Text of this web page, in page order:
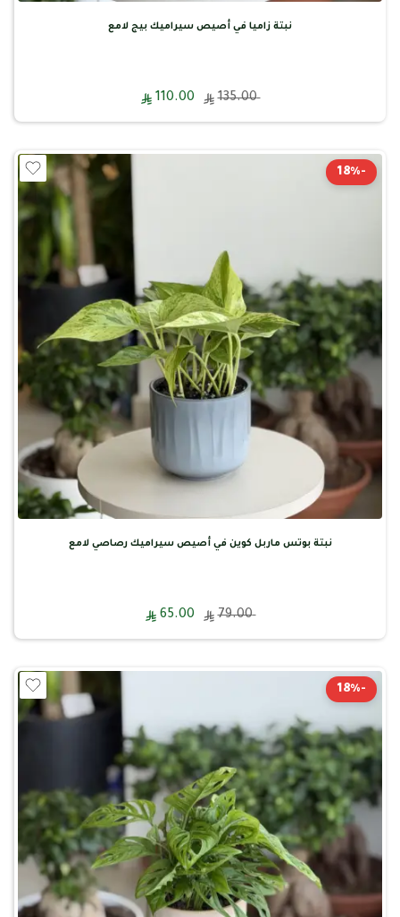
نبتة زاميا في أصيص سيراميك بيج لامع
135.00
110.00
-18%
نبتة بوتس ماربل كوين في أصيص سيراميك رصاصي لامع
79.00
65.00
-18%